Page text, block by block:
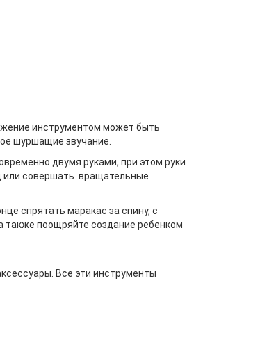
инструментом может быть
шуршащие звучание.
двумя руками, при этом руки
или совершать вращательные
спрятать маракас за спину, с
также поощряйте создание ребенком
Все эти инструменты